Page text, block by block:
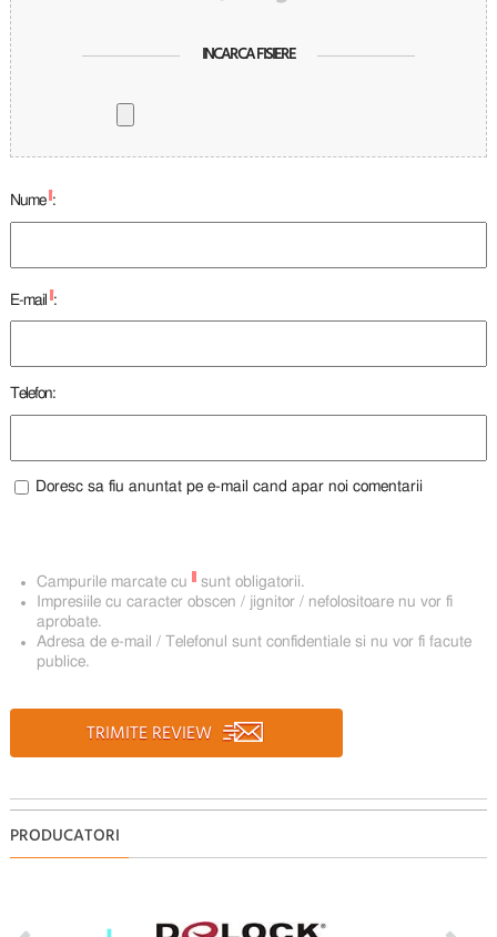
INCARCA FISIERE
Nume :
E-mail :
Telefon:
Doresc sa fiu anuntat pe e-mail cand apar noi comentarii
Campurile marcate cu
sunt obligatorii.
Impresiile cu caracter obscen / jignitor / nefolositoare nu vor fi
aprobate.
Adresa de e-mail / Telefonul sunt confidentiale si nu vor fi facute
publice.
TRIMITE REVIEW
PRODUCATORI